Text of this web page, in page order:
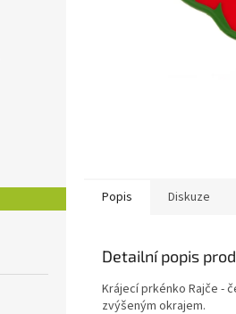
Popis Diskuze
Detailní popis
Krájecí prkénko Rajče -
zvýšeným okrajem.